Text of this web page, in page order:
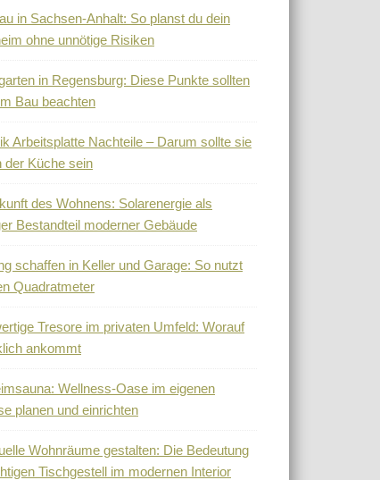
in Sachsen-Anhalt: So planst du dein
ohne unnötige Risiken
in Regensburg: Diese Punkte sollten
Bau beachten
Arbeitsplatte Nachteile – Darum sollte sie
der Küche sein
des Wohnens: Solarenergie als
Bestandteil moderner Gebäude
schaffen in Keller und Garage: So nutzt
Quadratmeter
Tresore im privaten Umfeld: Worauf
ankommt
Wellness-Oase im eigenen
planen und einrichten
Wohnräume gestalten: Die Bedeutung
Tischgestell im modernen Interior